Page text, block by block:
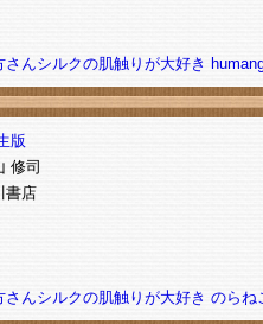
さんシルクの肌触りが大好き
版
修司
書店
さんシルクの肌触りが大好き のらね